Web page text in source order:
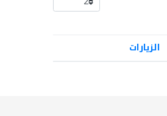
الزيارات